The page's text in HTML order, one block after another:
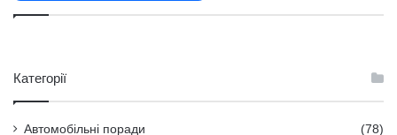
Категорії
Автомобільні поради (78)